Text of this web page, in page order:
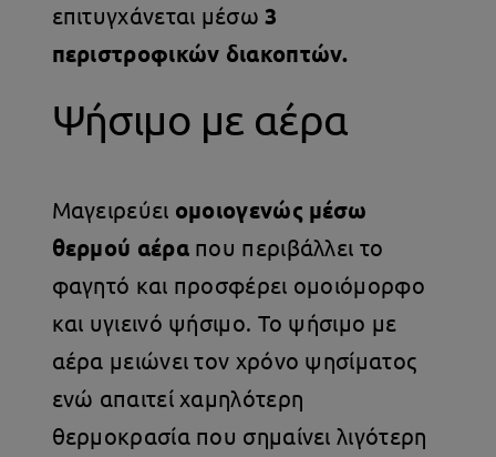
επιτυγχάνεται μέσω3
περιστροφικών διακοπτών.
Ψήσιμο με αέρα
Μαγειρεύει ομοιογενώς μέσω
θερμού αέραπου περιβάλλει το
φαγητό και προσφέρει ομοιόμορφο
και υγιεινό ψήσιμο. Το ψήσιμο με
αέρα μειώνει τον χρόνο ψησίματος
ενώ απαιτεί χαμηλότερη
θερμοκρασία που σημαίνει λιγότερη